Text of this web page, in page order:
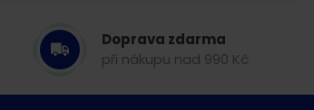
Doprava zdarma
při nákupu nad 990 Kč